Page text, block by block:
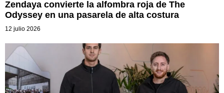
Zendaya convierte la alfombra roja de The
Odyssey en una pasarela de alta costura
12 julio 2026